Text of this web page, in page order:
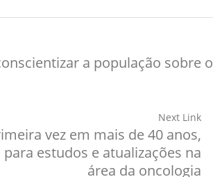
a população sobre o
Next Link
vez em mais de 40 anos,
estudos e atualizações na
área da oncologia